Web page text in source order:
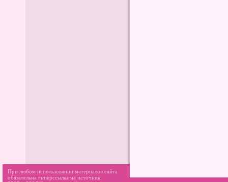
При любом использовании материалов сайта
обязательна гиперссылка на источник.